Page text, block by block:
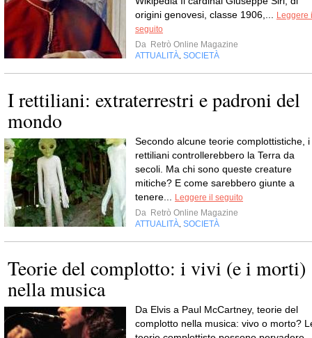
origini genovesi, classe 1906,...
Leggere
seguito
Da Retrò Online Magazine
ATTUALITÀ SOCIETÀ
I rettiliani: extraterrestri e padroni del
mondo
Secondo alcune teorie complottistiche, i
rettiliani controllerebbero la Terra da
secoli. Ma chi sono queste creature
mitiche? E come sarebbero giunte a
tenere...
Leggere il seguito
Da Retrò Online Magazine
ATTUALITÀ SOCIETÀ
Teorie del complotto: i vivi (e i morti)
nella musica
Da Elvis a Paul McCartney, teorie del
complotto nella musica: vivo o morto?